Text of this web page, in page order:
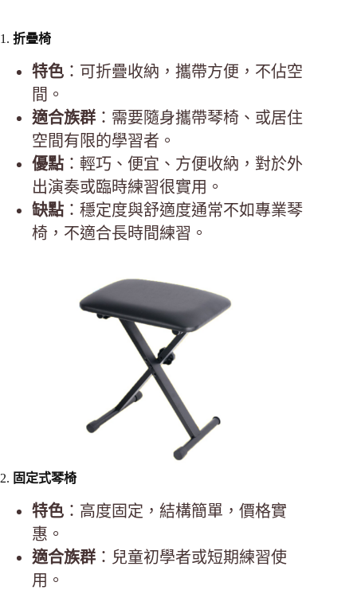
1. 折疊椅
特色 ：可折疊收納，攜帶方便，不佔空
間。
適合族群 ：需要隨身攜帶琴椅、或居住
空間有限的學習者。
優點 ：輕巧、便宜、方便收納，對於外
出演奏或臨時練習很實用。
缺點 ：穩定度與舒適度通常不如專業琴
椅，不適合長時間練習。
2. 固定式琴椅
特色 ：高度固定，結構簡單，價格實
惠。
適合族群 ：兒童初學者或短期練習使
用。